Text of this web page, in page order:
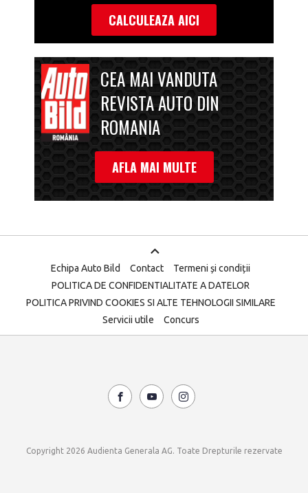
CALCULEAZA AICI
CEA MAI VANDUTA
REVISTA AUTO DIN
ROMANIA
AFLA MAI MULTE
Echipa Auto Bild Contact
Termeni și condiții
POLITICA DE CONFIDENTIALITATE A DATELOR
POLITICA PRIVIND COOKIES SI ALTE TEHNOLOGII SIMILARE
Servicii utile
Concurs
Copyright 2026 Audienta Generala AG. Toate Drepturile rezervate